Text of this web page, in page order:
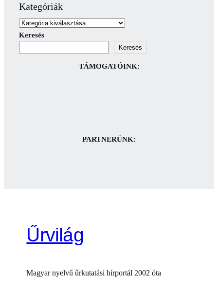
Kategóriák
Keresés
Keresés
TÁMOGATÓINK:
PARTNERÜNK:
Űrvilág
Magyar nyelvű űrkutatási hírportál 2002 óta